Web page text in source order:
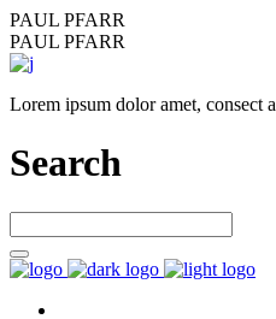
PAUL PFARR
PAUL PFARR
Lorem ipsum dolor amet, consect
Search